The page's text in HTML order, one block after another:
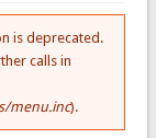
is deprecated.
calls in
menu.inc).